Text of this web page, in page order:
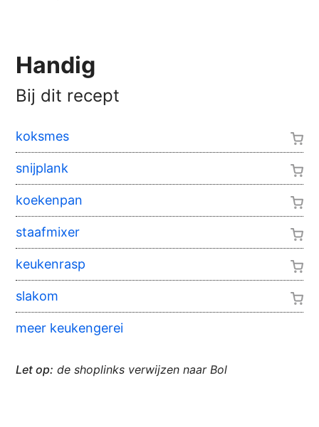
Handig
Bij dit recept
koksmes
snijplank
koekenpan
staafmixer
keukenrasp
slakom
meer keukengerei
Let op: de shoplinks verwijzen naar Bol